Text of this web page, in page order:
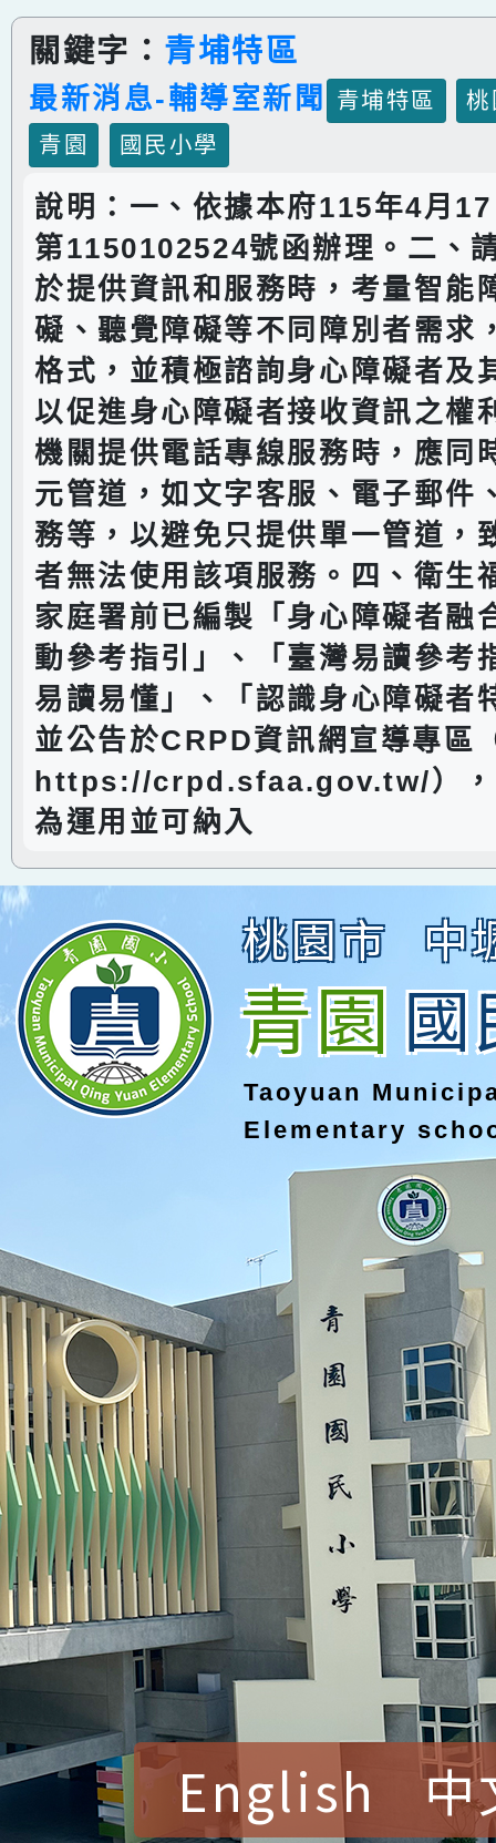
關鍵字： 青埔特區
最新消息-輔導室新聞 青埔特區
青園
國民小學
說明：一、依據本府115年4月
第1150102524號函辦理。二、
於提供資訊和服務時，考量智能
礙、聽覺障礙等不同障別者需求
格式，並積極諮詢身心障礙者及
以促進身心障礙者接收資訊之權
機關提供電話專線服務時，應同
元管道，如文字客服、電子郵件
務等，以避免只提供單一管道，
者無法使用該項服務。四、衛生
家庭署前已編製「身心障礙者融
動參考指引」、「臺灣易讀參考
易讀易懂」、「認識身心障礙者
並公告於CRPD資訊網宣導專區
https://crpd.sfaa.gov.tw/），
為運用並可納入
桃園市 中
青園國
Taoyuan
Elementary
English 中
賀！本校參加桃園市中